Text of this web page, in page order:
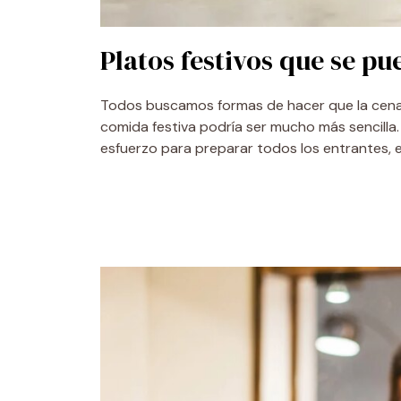
Platos festivos que se
Todos buscamos formas de hacer que la
comida festiva podría ser mucho más
esfuerzo para preparar todos los entrantes,